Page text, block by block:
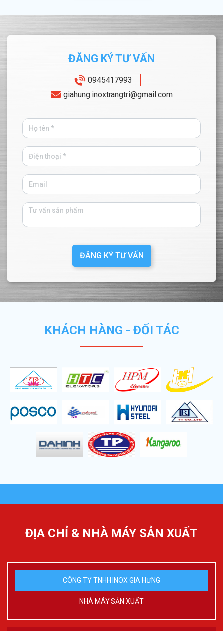
ĐĂNG KÝ TƯ VẤN
0945417993
giahung.inoxtrangtri@gmail.com
ĐĂNG KÝ TƯ VẤN
KHÁCH HÀNG - ĐỐI TÁC
ĐỊA CHỈ & NHÀ MÁY SẢN XUẤT
CÔNG TY TNHH INOX GIA HƯNG
NHÀ MÁY SẢN XUẤT